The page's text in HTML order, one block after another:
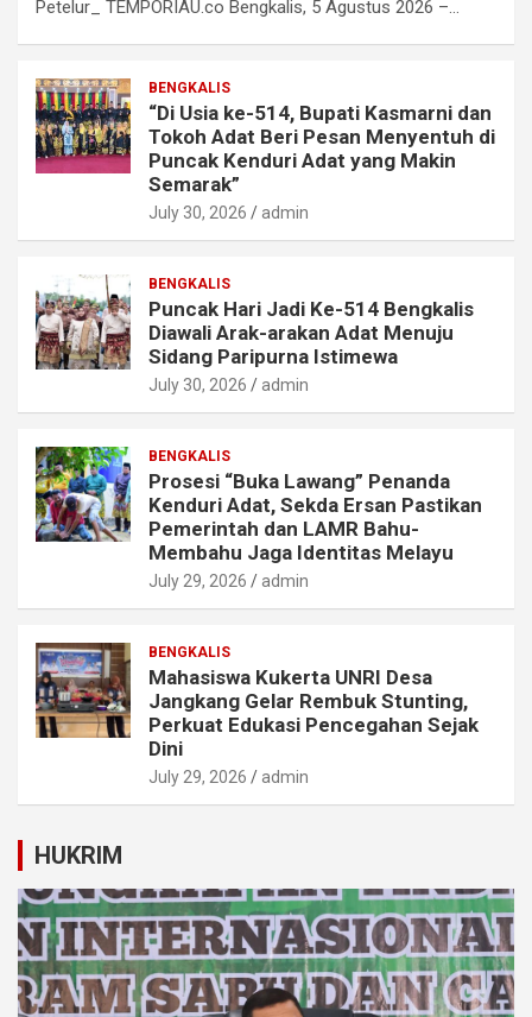
Petelur_ TEMPORIAU.co Bengkalis, 5 Agustus 2026 –…
BENGKALIS
“Di Usia ke-514, Bupati Kasmarni dan
Tokoh Adat Beri Pesan Menyentuh di
Puncak Kenduri Adat yang Makin
Semarak”
July 30, 2026 admin
BENGKALIS
Puncak Hari Jadi Ke-514 Bengkalis
Diawali Arak-arakan Adat Menuju
Sidang Paripurna Istimewa
July 30, 2026 admin
BENGKALIS
Prosesi “Buka Lawang” Penanda
Kenduri Adat, Sekda Ersan Pastikan
Pemerintah dan LAMR Bahu-
Membahu Jaga Identitas Melayu
July 29, 2026 admin
BENGKALIS
Mahasiswa Kukerta UNRI Desa
Jangkang Gelar Rembuk Stunting,
Perkuat Edukasi Pencegahan Sejak
Dini
July 29, 2026 admin
HUKRIM